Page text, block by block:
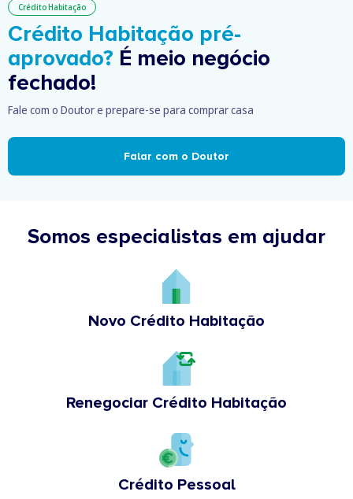
Crédito Habitação
Crédito Habitação pré-
aprovado? É meio negócio
fechado!
Fale com o Doutor e prepare-se para comprar casa
Falar com o Doutor
Somos especialistas em ajudar
Novo Crédito Habitação
Renegociar Crédito Habitação
Crédito Pessoal